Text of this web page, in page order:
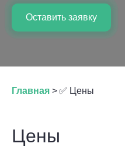
Оставить заявку
Главная >✅ Цены
Цены